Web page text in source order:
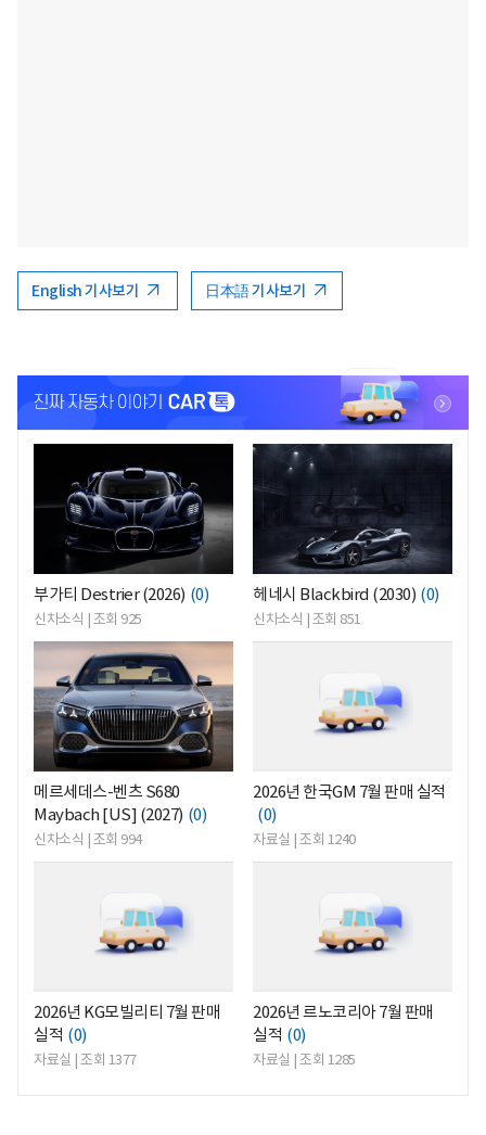
English 기사보기 日本語 기사보기
부가티 Destrier (2026) (0)
신차소식 | 조회 925
<
헤네시 Blackbird (2030) (0)
신차소식 | 조회 851
<
메르세데스-벤츠 S680
Maybach [US] (2027) (0)
신차소식 | 조회 994
2026년 한국GM 7월 판매 실적
(0)
자료실 | 조회 1240
2026년 KG모빌리티 7월 판매
실적 (0)
자료실 | 조회 1377
2026년 르노코리아 7월 판매
실적 (0)
자료실 | 조회 1285